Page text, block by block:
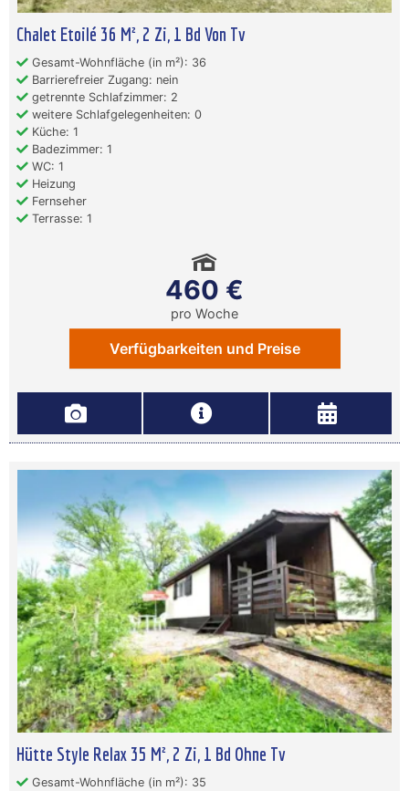
Chalet Etoilé 36 M², 2 Zi, 1 Bd Von Tv
Gesamt-Wohnfläche (in m²): 36
Barrierefreier Zugang: nein
getrennte Schlafzimmer: 2
weitere Schlafgelegenheiten: 0
Küche: 1
Badezimmer: 1
WC: 1
Heizung
Fernseher
Terrasse: 1
460 €
pro Woche
Verfügbarkeiten und Preise
Hütte Style Relax 35 M², 2 Zi, 1 Bd Ohne Tv
Gesamt-Wohnfläche (in m²): 35